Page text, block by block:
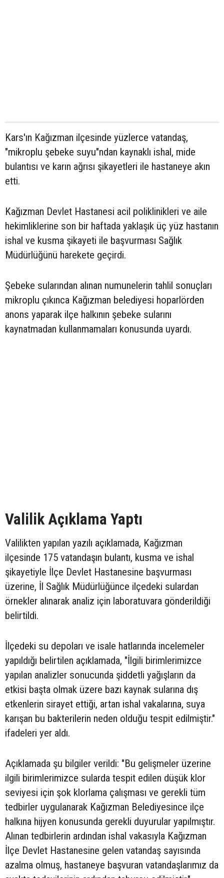
Kars'ın Kağızman ilçesinde yüzlerce vatandaş,
"mikroplu şebeke suyu"ndan kaynaklı ishal, mide
bulantısı ve karın ağrısı şikayetleri ile hastaneye akın
etti.
Kağızman Devlet Hastanesi acil poliklinikleri ve aile
hekimliklerine son bir haftada yaklaşık üç yüz hastanın
ishal ve kusma şikayeti ile başvurması Sağlık
Müdürlüğünü harekete geçirdi.
Şebeke sularından alınan numunelerin tahlil sonuçları
mikroplu çıkınca Kağızman belediyesi hoparlörden
anons yaparak ilçe halkının şebeke sularını
kaynatmadan kullanmamaları konusunda uyardı.
Valilik Açıklama Yaptı
Valilikten yapılan yazılı açıklamada, Kağızman
ilçesinde 175 vatandaşın bulantı, kusma ve ishal
şikayetiyle İlçe Devlet Hastanesine başvurması
üzerine, İl Sağlık Müdürlüğünce ilçedeki sulardan
örnekler alınarak analiz için laboratuvara gönderildiği
belirtildi.
İlçedeki su depoları ve isale hatlarında incelemeler
yapıldığı belirtilen açıklamada, "İlgili birimlerimizce
yapılan analizler sonucunda şiddetli yağışların da
etkisi başta olmak üzere bazı kaynak sularına dış
etkenlerin sirayet ettiği, artan ishal vakalarına, suya
karışan bu bakterilerin neden olduğu tespit edilmiştir."
ifadeleri yer aldı.
Açıklamada şu bilgiler verildi: "Bu gelişmeler üzerine
ilgili birimlerimizce sularda tespit edilen düşük klor
seviyesi için şok klorlama çalışması ve gerekli tüm
tedbirler uygulanarak Kağızman Belediyesince ilçe
halkına hijyen konusunda gerekli duyurular yapılmıştır.
Alınan tedbirlerin ardından ishal vakasıyla Kağızman
İlçe Devlet Hastanesine gelen vatandaş sayısında
azalma olmuş, hastaneye başvuran vatandaşlarımız da